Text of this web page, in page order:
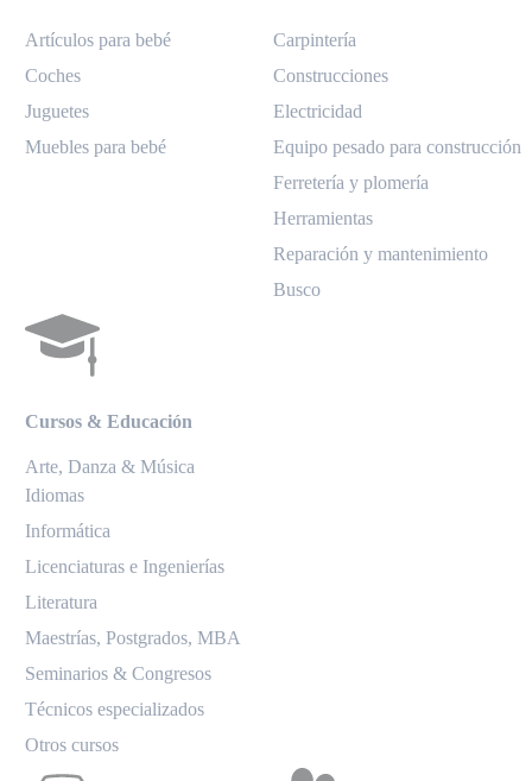
Artículos para bebé
Coches
Juguetes
Muebles para bebé
Carpintería
Construcciones
Electricidad
Equipo pesado para construcción
Ferretería y plomería
Herramientas
Reparación y mantenimiento
Busco
Cursos & Educación
Arte, Danza & Música
Idiomas
Informática
Licenciaturas e Ingenierías
Literatura
Maestrías, Postgrados, MBA
Seminarios & Congresos
Técnicos especializados
Otros cursos